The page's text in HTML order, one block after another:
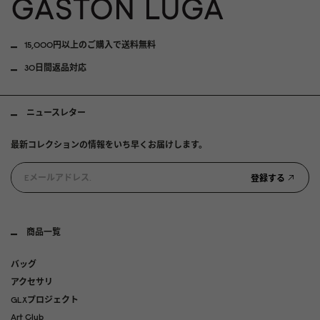
15,000円以上のご購入で送料無料
30日間返品対応
商品一覧
バッグ
アクセサリ
GLXプロジェクト
Art Club
ニュースレター
最新コレクションの情報をいち早くお届けします。
登録する